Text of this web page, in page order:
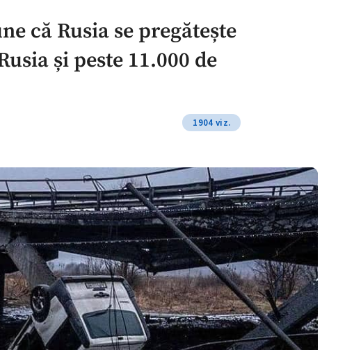
că Rusia se pregătește
și peste 11.000 de
1904 viz.